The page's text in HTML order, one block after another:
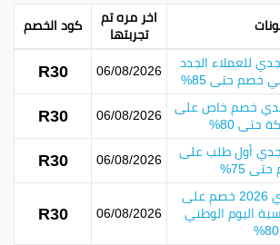
من مصادر طبيعية موثوقة. باستخدام كود
على منتجات أصلية بأسعار مخفّضة،
أو كخيار مثالي للهدايا، مع ضمان
والقيمة الغذائية العالية.
فيسبوك تويتر جوجل بلس
اخر مره تم
تجربتها
كود الخصم
للعملاء الجدد
حتى 85% 06/08/2026
R30
خصم خاص على
80%
06/08/2026
R30
أول طلب على
75%
06/08/2026
R30
كوبون الريف النجدي 2026 خصم على
اليوم الوطني 06/08/2026
R30